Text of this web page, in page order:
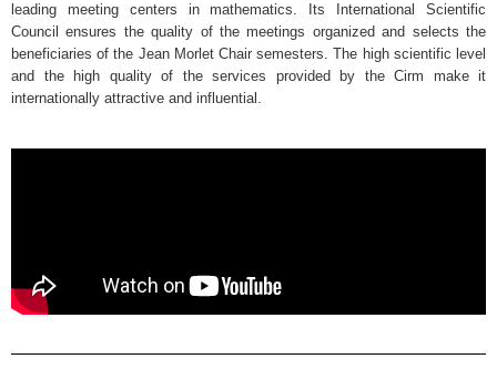
leading meeting centers in mathematics. Its International Scientific
Council ensures the quality of the meetings organized and selects the
beneficiaries of the Jean Morlet Chair semesters. The high scientific level
and the high quality of the services provided by the Cirm make it
internationally attractive and influential.